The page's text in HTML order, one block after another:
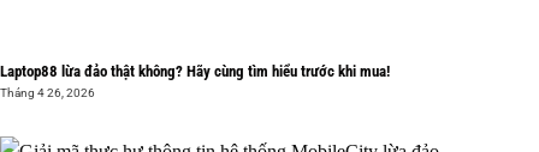
Laptop88 lừa đảo thật không? Hãy cùng tìm hiểu trước khi mua!
Tháng 4 26, 2026